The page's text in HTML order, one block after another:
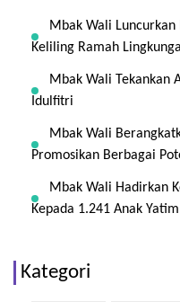
Mbak Wali
Keliling Ramah
Mbak Wali Tekankan
Idulfitri
Mbak Wali
Promosikan Berbagai
Mbak Wali Hadirkan
Kepada 1.241 Anak Yatim
Kategori